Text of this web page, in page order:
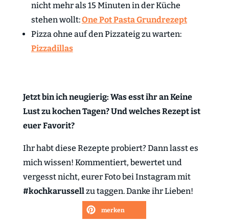
nicht mehr als 15 Minuten in der Küche
stehen wollt:One Pot Pasta Grundrezept
Pizza ohne auf den Pizzateig zu warten:
Pizzadillas
Jetzt bin ich neugierig: Was esst ihr an Keine
Lust zu kochen Tagen? Und welches Rezept ist
euer Favorit?
Ihr habt diese Rezepte probiert? Dann lasst es
mich wissen! Kommentiert, bewertet und
vergesst nicht, eurer Foto bei Instagram mit
#kochkarussellzu taggen. Danke ihr Lieben!
merken